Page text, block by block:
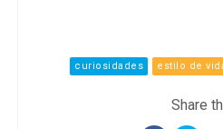
curiosidades estilo de